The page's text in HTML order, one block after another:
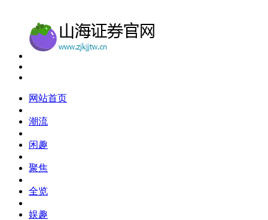
网站首页
潮流
闲趣
聚焦
全览
娱趣